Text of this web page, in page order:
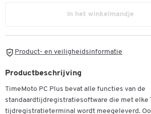
In het winkelmandje
Product- en veiligheidsinformatie
Productbeschrijving
TimeMoto PC Plus bevat alle functies van de
standaardtijdregistratiesoftware die met elke
tijdregistratieterminal wordt meegeleverd.